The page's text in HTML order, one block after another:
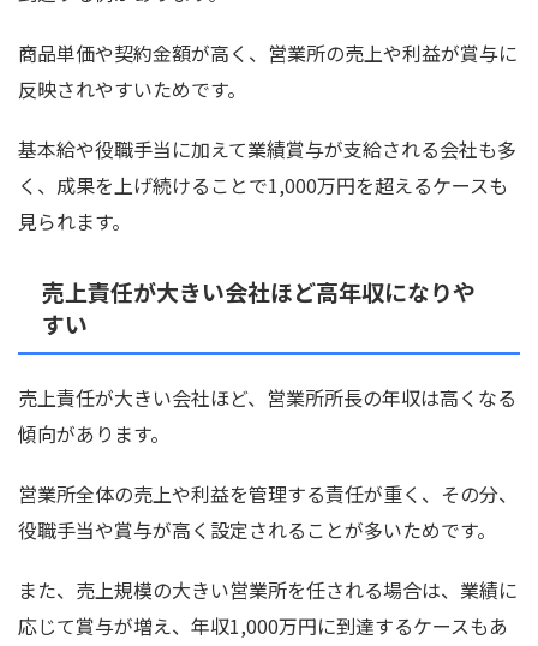
商品単価や契約金額が高く、営業所の売上や利益が賞与に
反映されやすいためです。
基本給や役職手当に加えて業績賞与が支給される会社も多
く、成果を上げ続けることで1,000万円を超えるケースも
見られます。
売上責任が大きい会社ほど高年収になりや
すい
売上責任が大きい会社ほど、営業所所長の年収は高くなる
傾向があります。
営業所全体の売上や利益を管理する責任が重く、その分、
役職手当や賞与が高く設定されることが多いためです。
また、売上規模の大きい営業所を任される場合は、業績に
応じて賞与が増え、年収1,000万円に到達するケースもあ